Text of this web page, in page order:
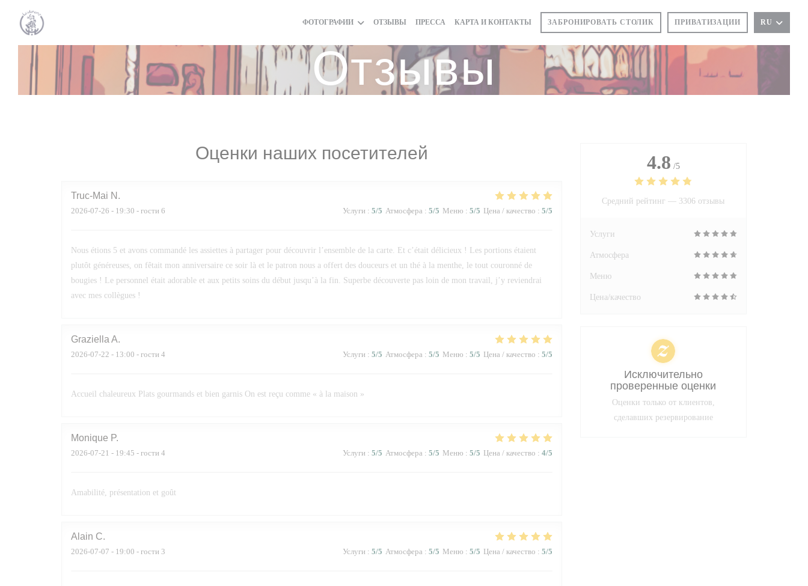
Панель управления cookies
ФОТОГРАФИИ ОТЗЫВЫ ПРЕССА КАРТА И КОНТАКТЫ ЗАБРОНИРОВАТЬ СТОЛИК ПРИВАТИЗАЦИИ RU
Отзывы
Оценки наших посетителей
Truc-Mai N
2026-07-26 - 19:30 - гости 6 Услуги : 5/5 Атмосфера : 5/5 Меню : 5/5 Цена / качество : 5/5
Nous étions 5 et avons commandé les assiettes à partager pour découvrir l’ensemble de la carte. Et c’était délicieux ! Les portions étaient
plutôt généreuses, on fêtait mon anniversaire ce soir là et le patron nous a offert des douceurs et un thé à la menthe, le tout couronné de
bougies ! Le personnel était adorable et aux petits soins du début jusqu’à la fin. Superbe découverte pas loin de mon travail, j’y reviendrai
avec mes collègues !
Graziella A
2026-07-22 - 13:00 - гости 4 Услуги : 5/5 Атмосфера : 5/5 Меню : 5/5 Цена / качество : 5/5
Accueil chaleureux Plats gourmands et bien garnis On est reçu comme « à la maison »
Monique P
2026-07-21 - 19:45 - гости 4 Услуги : 5/5 Атмосфера : 5/5 Меню : 5/5 Цена / качество : 4/5
Amabilité, présentation et goût
Alain C
2026-07-07 - 19:00 - гости 3 Услуги : 5/5 Атмосфера : 5/5 Меню : 5/5 Цена / качество : 5/5
4.8 /5
Средний рейтинг — 3306 отзывы
Услуги
Атмосфера
Меню
Цена/качество
Исключительно
проверенные оценки
Оценки только от клиентов,
сделавших резервирование